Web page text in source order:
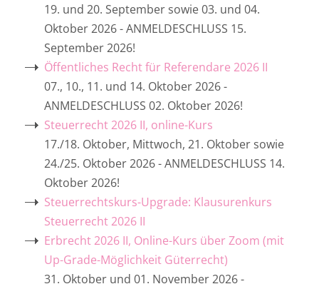
19. und 20. September sowie 03. und 04.
Oktober 2026 - ANMELDESCHLUSS 15.
September 2026!
Öffentliches Recht für Referendare 2026 II
07., 10., 11. und 14. Oktober 2026 -
ANMELDESCHLUSS 02. Oktober 2026!
Steuerrecht 2026 II, online-Kurs
17./18. Oktober, Mittwoch, 21. Oktober sowie
24./25. Oktober 2026 - ANMELDESCHLUSS 14.
Oktober 2026!
Steuerrechtskurs-Upgrade: Klausurenkurs
Steuerrecht 2026 II
Erbrecht 2026 II, Online-Kurs über Zoom (mit
Up-Grade-Möglichkeit Güterrecht)
31. Oktober und 01. November 2026 -